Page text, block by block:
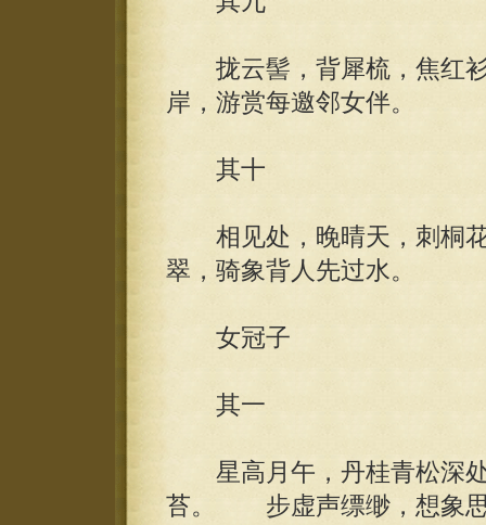
拢云髻，背犀梳，焦红衫
岸，游赏每邀邻女伴。
其十
相见处，晚晴天，刺桐花
翠，骑象背人先过水。
女冠子
其一
星高月午，丹桂青松深处
苔。 步虚声缥缈，想象思